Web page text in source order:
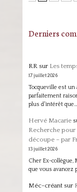
Derniers
RRsur Les
17 juillet 2026
Tocqueville est
parfaitement
plus d'intérêt que…
Hervé Macarie
Recherche pour
découpe – par
13 juillet 2026
Cher Ex-collègue,
que vous avancez
Méc-créantsur